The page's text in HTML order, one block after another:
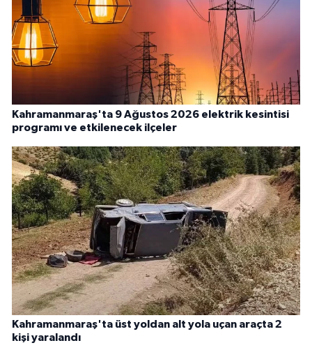
Kahramanmaraş'ta 9 Ağustos 2026 elektrik kesintisi
programı ve etkilenecek ilçeler
Kahramanmaraş'ta üst yoldan alt yola uçan araçta 2
kişi yaralandı